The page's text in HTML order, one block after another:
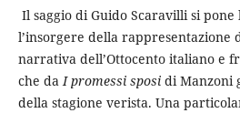
Il saggio di Guido Scaravilli si
l’insorgere della rappresentazione
narrativa dell’Ottocento italiano e
che daI promessi sposi di Manzoni
della stagione verista. Una